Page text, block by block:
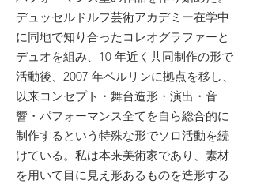
デュッセルドルフ芸術アカデミー在学中
に同地で知り合ったコレオグラファーと
デュオを組み、10 年近く共同制作の形で
活動後、2007 年ベルリンに拠点を移し、
以来コンセプト・舞台造形・演出・音
響・パフォーマンス全てを自ら総合的に
制作するという特殊な形でソロ活動を続
けている。私は本来美術家であり、素材
を用いて目に見え形あるものを造形する